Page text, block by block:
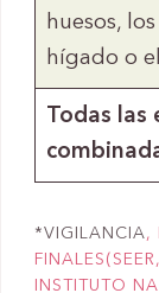
huesos,
hígado o
Todas las
*VIGILANCIA,
INSTITUTO